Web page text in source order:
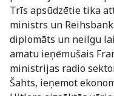
Trīs apsūdzētie tika
ministrs un
diplomāts un neilgu
amatu ieņēmušais
ministrijas radio
Šahts, ieņemot